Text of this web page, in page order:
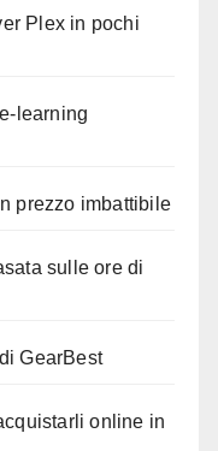
Plex in pochi
learning
prezzo imbattibile
sulle ore di
GearBest
online in